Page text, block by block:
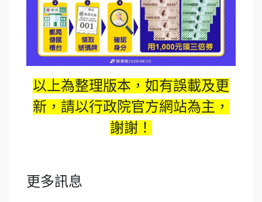
以上為整理版本，如有誤載及更
新，請以行政院官方網站為主，
謝謝！
更多訊息